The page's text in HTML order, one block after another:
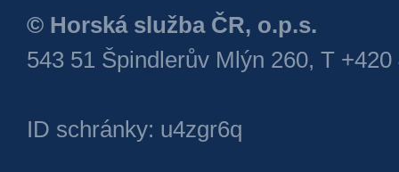
© Horská služba ČR, o.p.s.
543 51 Špindlerův Mlýn 260, T +420
ID schránky: u4zgr6q